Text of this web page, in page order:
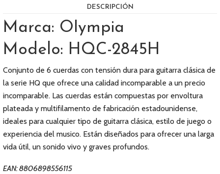
DESCRIPCIÓN
Marca: Olympia
Modelo: HQC-2845H
Conjunto de 6 cuerdas con tensión dura para guitarra clásica de
la serie HQ que ofrece una calidad incomparable a un precio
incomparable. Las cuerdas están compuestas por envoltura
plateada y multifilamento de fabricación estadounidense,
ideales para cualquier tipo de guitarra clásica, estilo de juego o
experiencia del musico. Están diseñados para ofrecer una larga
vida útil, un sonido vivo y graves profundos.
EAN: 8806898556115